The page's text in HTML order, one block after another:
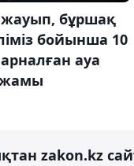
бұршақ
бойынша 10
ауа
zakon.kz